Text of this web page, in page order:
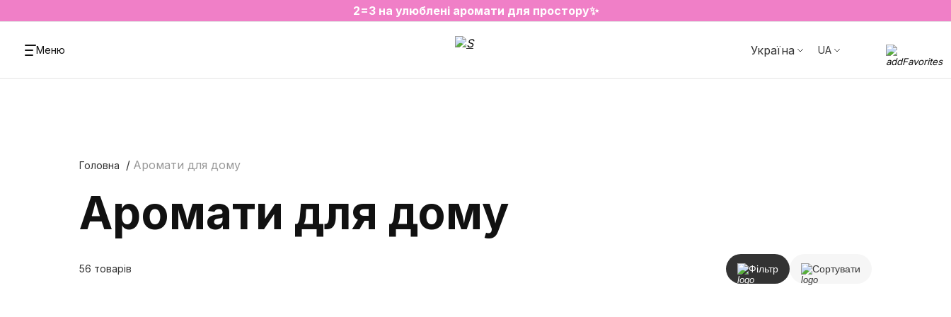
2=3 на улюблені аромати для простору✨
SALE на обрані товари
Меню Україна UA
Головна Аромати для дому
Аромати для дому
56 товарів Сортувати
Фільтр